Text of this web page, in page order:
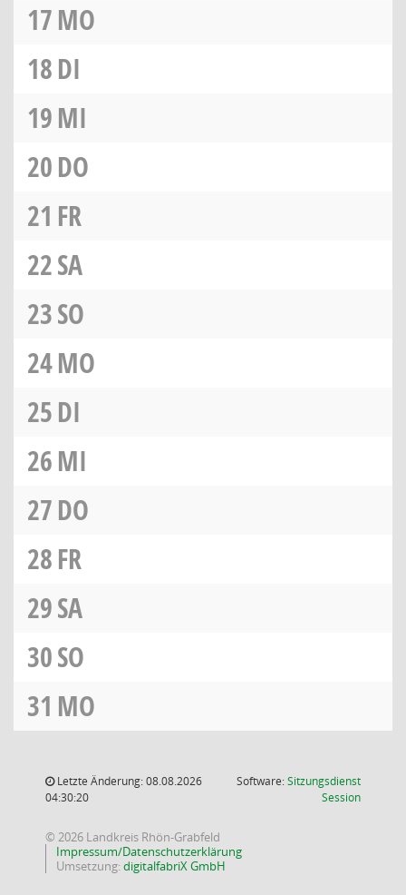
17MO
18DI
19MI
20DO
21 FR
22SA
23SO
24MO
25DI
26MI
27DO
28FR
29SA
30SO
31 MO
Letzte Änderung: 08.08.2026
04:30:20
Software:Sitzungsdienst
Session(Wird in
© 2026 Landkreis Rhön-Grabfeld
Impressum/Datenschutzerklärung
Umsetzung:digitalfabriX GmbH